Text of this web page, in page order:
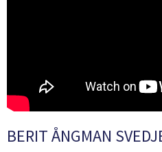
BERIT ÅNGMAN